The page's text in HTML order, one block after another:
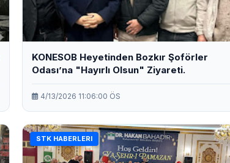
KONESOB Heyetinden Bozkır Şoförler
Odası’na "Hayırlı Olsun" Ziyareti.
4/13/2026 11:06:00 ÖS
STK HABERLERI